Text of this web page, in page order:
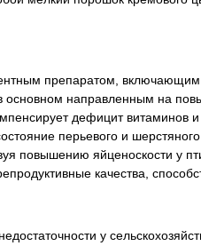
препаратом,
основном направленным на
дефицит витаминов
перьевого и
повышению яйценоскости у
качества,
у